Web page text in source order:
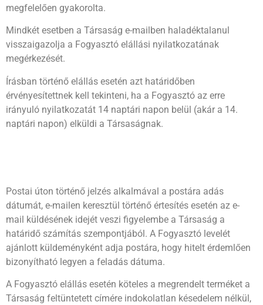
megfelelően gyakorolta.
Mindkét esetben a Társaság e-mailben haladéktalanul
visszaigazolja a Fogyasztó elállási nyilatkozatának
megérkezését.
Írásban történő elállás esetén azt határidőben
érvényesítettnek kell tekinteni, ha a Fogyasztó az erre
irányuló nyilatkozatát 14 naptári napon belül (akár a 14.
naptári napon) elküldi a Társaságnak.
Postai úton történő jelzés alkalmával a postára adás
dátumát, e-mailen keresztül történő értesítés esetén az e-
mail küldésének idejét veszi figyelembe a Társaság a
határidő számítás szempontjából. A Fogyasztó levelét
ajánlott küldeményként adja postára, hogy hitelt érdemlően
bizonyítható legyen a feladás dátuma.
A Fogyasztó elállás esetén köteles a megrendelt terméket a
Társaság feltüntetett címére indokolatlan késedelem nélkül,